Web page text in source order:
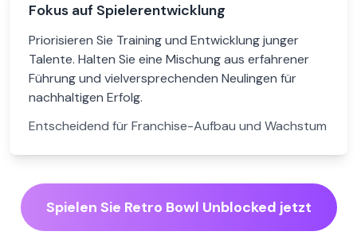
Fokus auf Spielerentwicklung
Priorisieren Sie Training und Entwicklung junger
Talente. Halten Sie eine Mischung aus erfahrener
Führung und vielversprechenden Neulingen für
nachhaltigen Erfolg.
Entscheidend für Franchise-Aufbau und Wachstum
Spielen Sie Retro Bowl Unblocked jetzt